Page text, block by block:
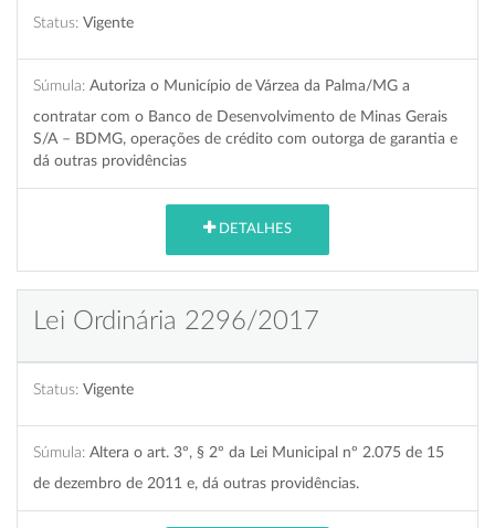
Status: Vigente
Súmula: Autoriza o Município de Várzea da Palma/MG a
contratar com o Banco de Desenvolvimento de Minas Gerais
S/A – BDMG, operações de crédito com outorga de garantia e
dá outras providências
DETALHES
Lei Ordinária 2296/2017
Status: Vigente
Súmula: Altera o art. 3º, § 2º da Lei Municipal nº 2.075 de 15
de dezembro de 2011 e, dá outras providências.